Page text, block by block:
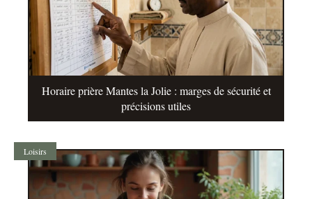
Horaire prière Mantes la Jolie : marges de sécurité et
précisions utiles
Loisirs